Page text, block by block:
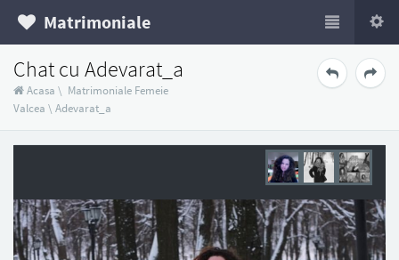
Matrimoniale
Chat cu Adevarat_a
Acasa \ Matrimoniale Femeie
Valcea \ Adevarat_a